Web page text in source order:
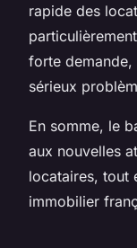
rapide des
forte
sérieux
En somme, le
aux nouvelles
locataires, tout
immobilier